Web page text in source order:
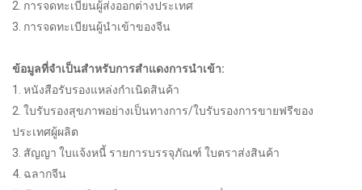
2. การจดทะเบียนผู้ส่งออกต่างประเทศ
3. การจดทะเบียนผู้นำเข้าของจีน
ข้อมูลที่จำเป็นสำหรับการสำแดงการนำเข้า:
1. หนังสือรับรองแหล่งกำเนิดสินค้า
2. ใบรับรองสุขภาพอย่างเป็นทางการ/ใบรับรองการขายฟรีของ
ประเทศผู้ผลิต
3. สัญญา ใบแจ้งหนี้ รายการบรรจุภัณฑ์ ใบตราส่งสินค้า
4. ฉลากจีน